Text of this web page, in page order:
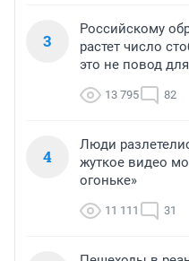
3
Российскому
растет число
это не повод
13 795 82
4
Люди
жуткое видео
огоньке»
11 111 31